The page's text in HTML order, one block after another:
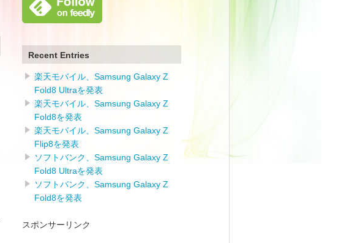
Recent Entries
楽天モバイル、Samsung Galaxy Z
Fold8 Ultraを発表
楽天モバイル、Samsung Galaxy Z
Fold8を発表
楽天モバイル、Samsung Galaxy Z
Flip8を発表
ソフトバンク、Samsung Galaxy Z
Fold8 Ultraを発表
ソフトバンク、Samsung Galaxy Z
Fold8を発表
スポンサーリンク